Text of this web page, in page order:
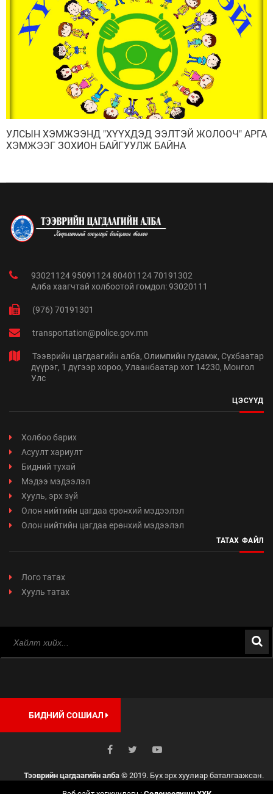
УЛСЫН ХЭМЖЭЭНД "ХҮҮХДЭД ЭЭЛТЭЙ ЖОЛООЧ" АРГА
ХЭМЖЭЭГ ЗОХИОН БАЙГУУЛЖ БАЙНА
93021124 95091124 80401124 70191302
Алба хаагчтай холбоотой гомдол: 93020111
(976) 70191301
transportation@police.gov.mn
Тээврийн цагдаагийн алба, Олимпийн гудамж, Сүхбаатар
дүүрэг, 1 дүгээр хороо, Улаанбаатар хот 14230, Монгол
Улс
ЦЭСҮҮД
Холбоо барих
Асуулт хариулт
Бидний тухай
Мэдээ мэдээлэл
Хууль, эрх зүй
Олон нийтийн цагдаа ерөнхий мэдээлэл
Олон нийтийн цагдаа ерөнхий мэдээлэл
ТАТАХ ФАЙЛ
Лого татах
Хууль татах
БИДНИЙ СОШИАЛ
Тээврийн цагдаагийн алба © 2019. Бүх эрх хуулиар баталгаажсан.